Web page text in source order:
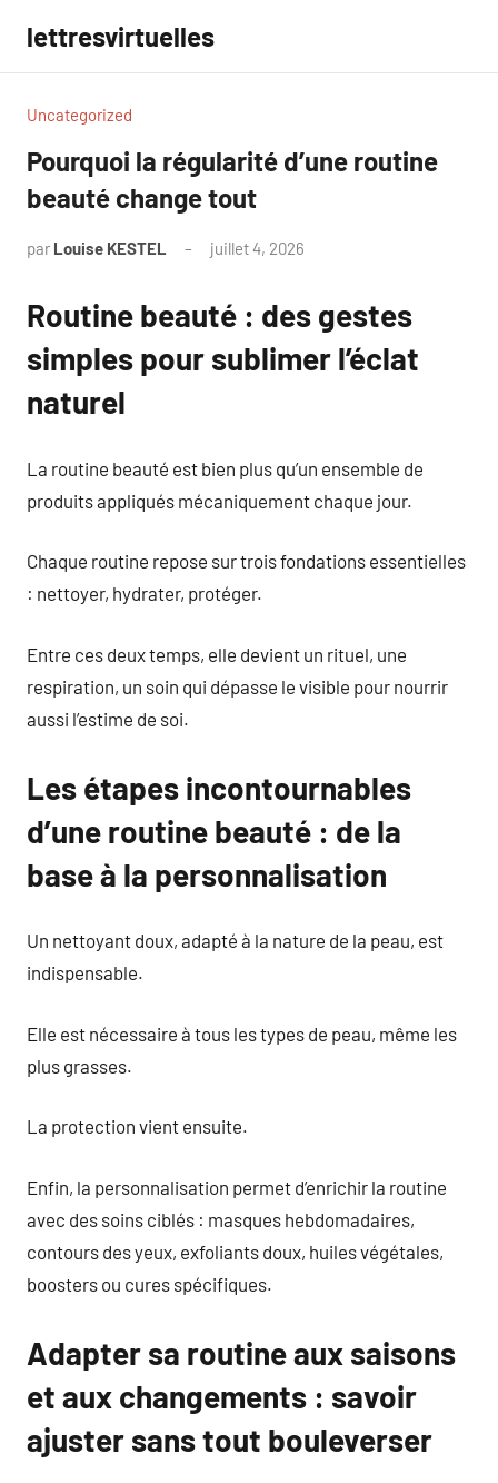
contenu
lettresvirtuelles
Uncategorized
Pourquoi la régularité d’une routine
beauté change tout
par Louise KESTEL juillet 4, 2026
Routine beauté : des gestes
simples pour sublimer l’éclat
naturel
La routine beauté est bien plus qu’un ensemble de
produits appliqués mécaniquement chaque jour.
Chaque routine repose sur trois fondations essentielles
: nettoyer, hydrater, protéger.
Entre ces deux temps, elle devient un rituel, une
respiration, un soin qui dépasse le visible pour nourrir
aussi l’estime de soi.
Les étapes incontournables
d’une routine beauté : de la
base à la personnalisation
Un nettoyant doux, adapté à la nature de la peau, est
indispensable.
Elle est nécessaire à tous les types de peau, même les
plus grasses.
La protection vient ensuite.
Enfin, la personnalisation permet d’enrichir la routine
avec des soins ciblés : masques hebdomadaires,
contours des yeux, exfoliants doux, huiles végétales,
boosters ou cures spécifiques.
Adapter sa routine aux saisons
et aux changements : savoir
ajuster sans tout bouleverser